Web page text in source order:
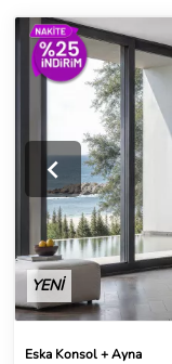
YENİ
Eska Konsol + Ayna